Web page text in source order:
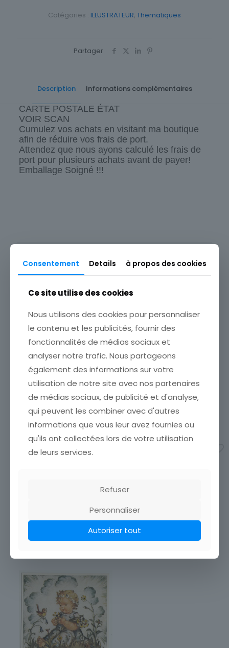
Catégories : ILLUSTRATEUR, Thematiques
Partager
Description Informations complémentaires
CARTE POSTALE ÉTAT
VOIR SCAN
Cumulez vos achats en visitant ma boutique
afin de réduire vos frais de port.
Attendez que nous ayons calculé les frais de
port pour plusieurs achats avant de payer!
Emballage Soigné !!!
Sous-thème
ENFANT
CARTE POSTALE
ILLUSTRATEUR HUMMEL N°
4777 ENFANTS JEUNE FILLE
REPRISE CHAUSETTE
CARTE POSTALE ÉTAT VOIR
Attendez que nous ayons
Ajouter au panier
CARTE POSTALE ITALIE
ILLUSTRATEUR ENZO
ETAT VOIR SCAN Cumulez
vos achats en visitant ma
boutique afin de réduire
vos frais de port. Attendez
que nous ayons calculé les
frais de port[…]
12,00€
Consentement Details à propos des cookies
Ce site utilise des cookies
Nous utilisons des cookies pour personnaliser
le contenu et les publicités, fournir des
fonctionnalités de médias sociaux et
analyser notre trafic. Nous partageons
également des informations sur votre
utilisation de notre site avec nos partenaires
de médias sociaux, de publicité et d'analyse,
qui peuvent les combiner avec d'autres
informations que vous leur avez fournies ou
qu'ils ont collectées lors de votre utilisation
de leurs services.
Refuser
Personnaliser
Autoriser tout